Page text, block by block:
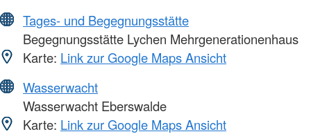
Tages- und Begegnungsstätte
Begegnungsstätte Lychen Mehrgenerationenhaus
Karte: Link zur Google Maps Ansicht
Wasserwacht
Wasserwacht Eberswalde
Karte: Link zur Google Maps Ansicht